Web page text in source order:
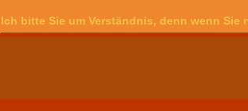
Ich bitte Sie um Verständnis, denn wenn